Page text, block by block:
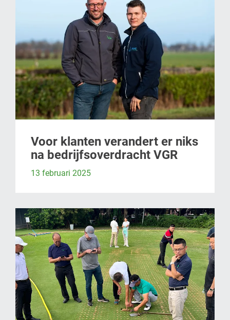
Voor klanten verandert er niks
na bedrijfsoverdracht VGR
13 februari 2025